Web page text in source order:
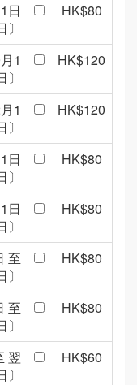
日
HK$80
1
HK$120
1
HK$120
日
HK$80
日
HK$80
至
HK$80
至
HK$80
翌
HK$60